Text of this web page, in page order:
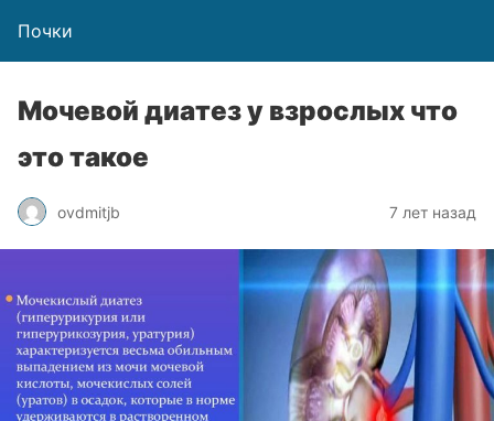
Почки
Мочевой диатез у взрослых что
это такое
ovdmitjb 7 лет назад